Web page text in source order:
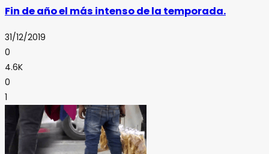
Fin de año el más intenso de la temporada.
31/12/2019
0
4.6K
0
1